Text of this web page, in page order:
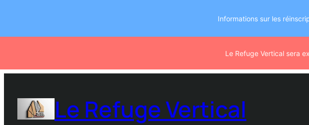
contenu
Le Refuge Vertical
Informations sur les
Le Refuge Vertical sera